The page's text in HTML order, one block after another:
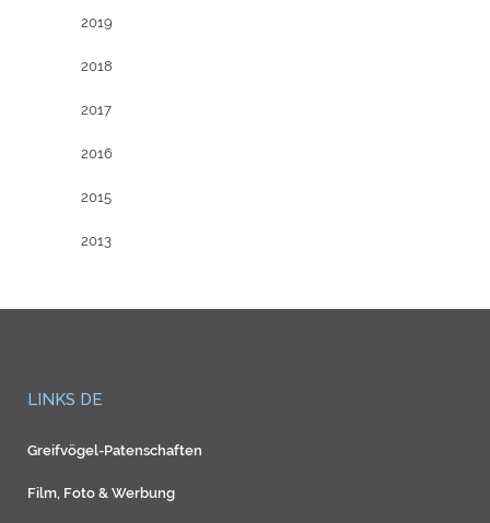
2019
2018
2017
2016
2015
2013
LINKS DE
Greifvögel-Patenschaften
Film, Foto & Werbung